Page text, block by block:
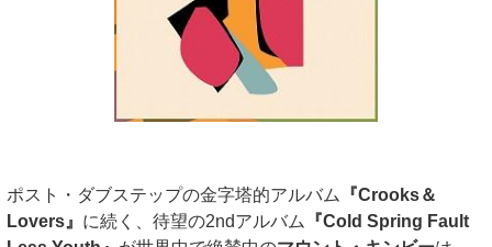
ポスト・ダブステップの金字塔的アルバム
『Crooks＆
Lovers』 に続く、待望の2ndアルバム
『Cold Spring Fault